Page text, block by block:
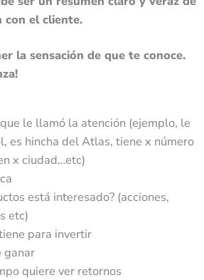
con el cliente.
la sensación de que te conoce.
le llamó la atención (ejemplo, le
es hincha del Atlas, tiene x número
x ciudad…etc)
está interesado? (acciones,
etc)
para invertir
ganar
quiere ver retornos